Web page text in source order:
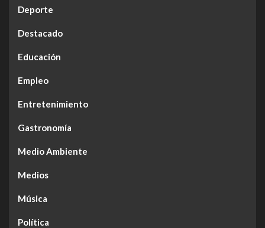
Deporte
Destacado
Educación
Empleo
Entretenimiento
Gastronomía
Medio Ambiente
Medios
Música
Política